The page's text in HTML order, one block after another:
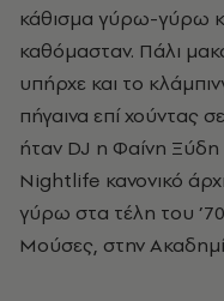
κάθισμα γύρω-γύρω κι
καθόμασταν. Πάλι
υπήρχε και το
πήγαινα επί χούντας
ήταν DJ η Φαίνη
Νightlife κανονικό
γύρω στα τέλη του
Μούσες, στην